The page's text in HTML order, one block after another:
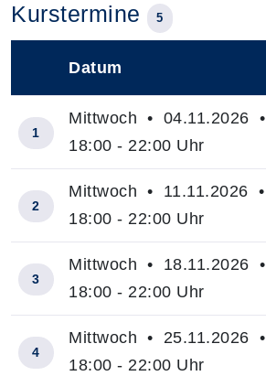
Kurstermine 5
Datum
1
Mittwoch • 04.11.2026 •
18:00 - 22:00 Uhr
2
Mittwoch • 11.11.2026 •
18:00 - 22:00 Uhr
3
Mittwoch • 18.11.2026 •
18:00 - 22:00 Uhr
4
Mittwoch • 25.11.2026 •
18:00 - 22:00 Uhr